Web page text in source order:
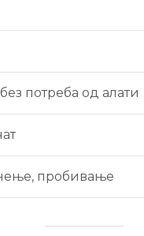
потреба од алати
пробивање